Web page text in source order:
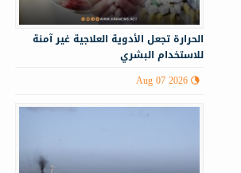
الحرارة تجعل الأدوية العلاجية غير آمنة
للاستخدام البشري
Aug 07 2026